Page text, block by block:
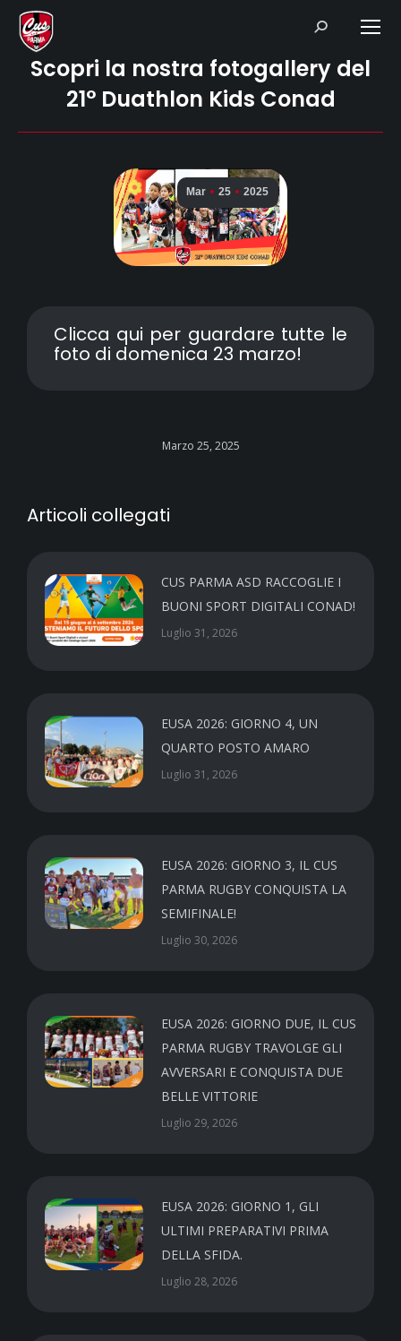
Search:
Scopri la nostra fotogallery del
21° Duathlon Kids Conad
Mar 25 2025
Clicca qui per guardare tutte le
foto di domenica 23 marzo!
Marzo 25, 2025
Articoli collegati
CUS PARMA ASD RACCOGLIE I
BUONI SPORT DIGITALI CONAD!
Luglio 31, 2026
EUSA 2026: GIORNO 4, UN
QUARTO POSTO AMARO
Luglio 31, 2026
EUSA 2026: GIORNO 3, IL CUS
PARMA RUGBY CONQUISTA LA
SEMIFINALE!
Luglio 30, 2026
EUSA 2026: GIORNO DUE, IL CUS
PARMA RUGBY TRAVOLGE GLI
AVVERSARI E CONQUISTA DUE
BELLE VITTORIE
Luglio 29, 2026
EUSA 2026: GIORNO 1, GLI
ULTIMI PREPARATIVI PRIMA
DELLA SFIDA.
Luglio 28, 2026